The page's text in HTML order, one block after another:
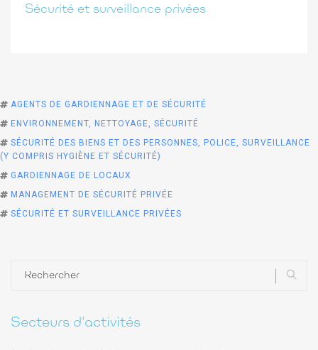
Sécurité et surveillance privées
AGENTS DE GARDIENNAGE ET DE SÉCURITÉ
ENVIRONNEMENT, NETTOYAGE, SÉCURITÉ
SÉCURITÉ DES BIENS ET DES PERSONNES, POLICE, SURVEILLANCE
(Y COMPRIS HYGIÈNE ET SÉCURITÉ)
GARDIENNAGE DE LOCAUX
MANAGEMENT DE SÉCURITÉ PRIVÉE
SÉCURITÉ ET SURVEILLANCE PRIVÉES
Secteurs d'activités